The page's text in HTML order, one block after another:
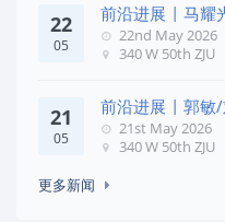
22
05
前沿进展 | 马耀
几何相位
22nd May 2026
340 W 50th ZJU
21
05
前沿进展 | 郭敏
Commun
21st May 2026
340 W 50th ZJU
更多新闻